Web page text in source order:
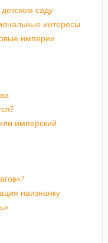
саду
интересы
империи
имперский
наизнанку